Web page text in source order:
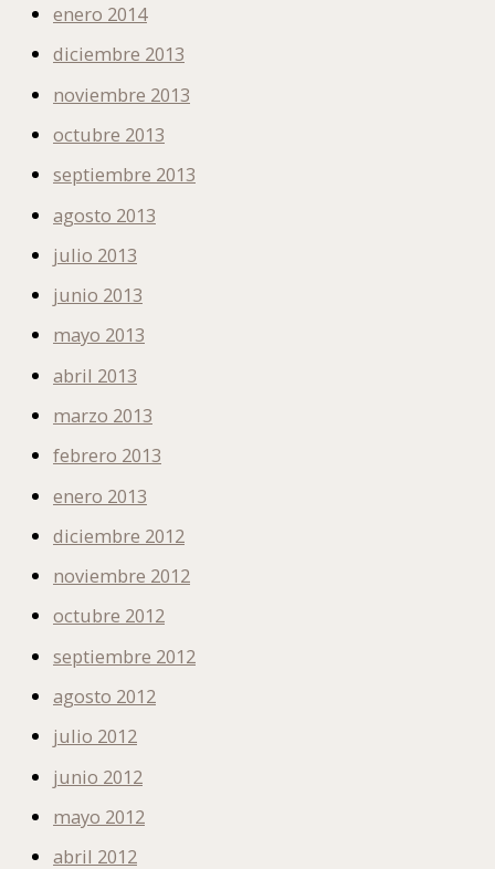
enero 2014
diciembre 2013
noviembre 2013
octubre 2013
septiembre 2013
agosto 2013
julio 2013
junio 2013
mayo 2013
abril 2013
marzo 2013
febrero 2013
enero 2013
diciembre 2012
noviembre 2012
octubre 2012
septiembre 2012
agosto 2012
julio 2012
junio 2012
mayo 2012
abril 2012